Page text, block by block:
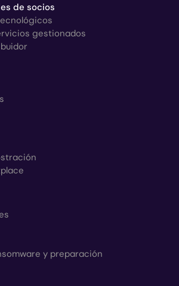
de socios
gestionados
y preparación